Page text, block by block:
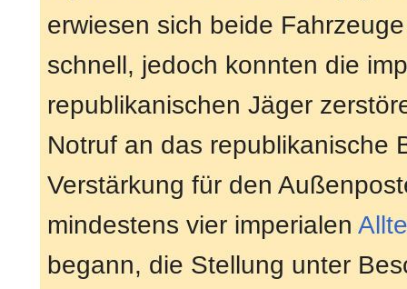
erwiesen sich beide
schnell, jedoch konnten die
republikanischen Jäger
Notruf an das republikanische
Verstärkung für den
mindestens vier imperialen
begann, die Stellung unter